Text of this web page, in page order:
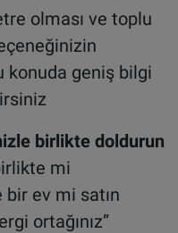
olması ve toplu
konuda geniş bilgi
birlikte doldurun
mi
ev mi satın
ortağınız”